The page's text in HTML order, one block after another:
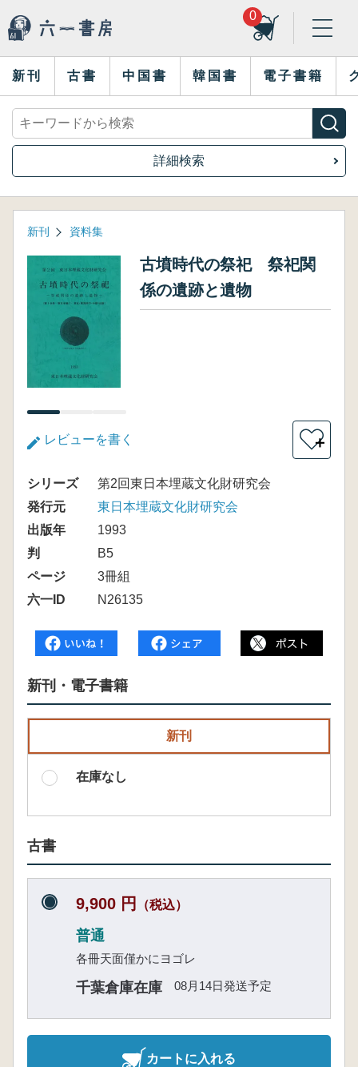
0
新刊 古書 中国書 韓国書 電子書籍
詳細検索
新刊 資料集
古墳時代の祭祀 祭祀関
係の遺跡と遺物
レビューを書く ＋
シリーズ
第2回東日本埋蔵文化財研究会
発行元
東日本埋蔵文化財研究会
出版年
1993
判
B5
ページ
3冊組
六一ID
N26135
新刊・電子書籍
新刊
在庫なし
古書
9,900 円 （税込）
普通
各冊天面僅かにヨゴレ
千葉倉庫在庫 08月14日発送予定
カートに入れる